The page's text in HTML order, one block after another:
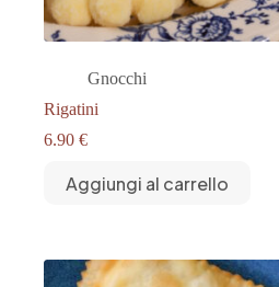
Gnocchi
Rigatini
6.90 €
Aggiungi al carrello